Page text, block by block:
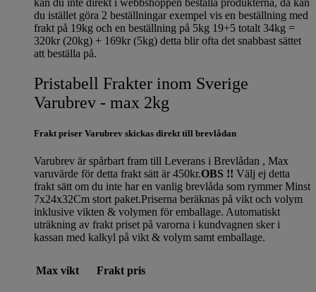
kan du inte direkt i webbshoppen beställa produkterna, då kan
du istället göra 2 beställningar exempel vis en beställning med
frakt på 19kg och en beställning på 5kg 19+5 totalt 34kg =
320kr (20kg) + 169kr (5kg) detta blir ofta det snabbast sättet
att beställa på.
Pristabell Frakter inom Sverige
Varubrev - max 2kg
Frakt priser Varubrev skickas direkt till brevlådan
Varubrev är spårbart fram till Leverans i Brevlådan , Max
varuvärde för detta frakt sätt är 450kr.OBS !! Välj ej detta
frakt sätt om du inte har en vanlig brevlåda som rymmer Minst
7x24x32Cm stort paket.Priserna beräknas på vikt och volym
inklusive vikten & volymen för emballage. Automatiskt
uträkning av frakt priset på varorna i kundvagnen sker i
kassan med kalkyl på vikt & volym samt emballage.
Max vikt Frakt pris